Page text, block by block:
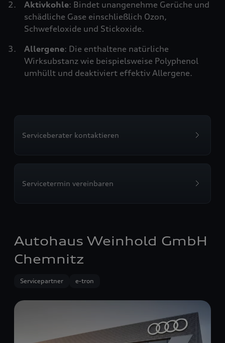
Aktivkohle: Bindet unangenehme Gerüche und
schädliche Gase einschließlich Ozon,
Schwefeloxide und Stickoxide.
Allergene: Die enthaltene natürliche
Wirksubstanz wie beispielsweise Polyphenol
umhüllt und deaktiviert effektiv Allergene.
Serviceberater kontaktieren
Servicetermin vereinbaren
Autohaus Weinhold GmbH
Chemnitz
Servicepartner e-tron